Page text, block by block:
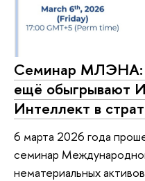
Семинар МЛЭНА:
ещё обыгрывают
Интеллект в
6 марта 2026 года
семинар
нематериальных